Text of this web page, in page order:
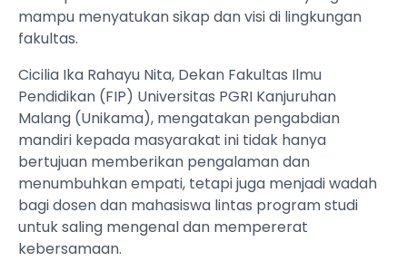
mampu menyatukan sikap dan visi di lingkungan
fakultas.
Cicilia Ika Rahayu Nita, Dekan Fakultas Ilmu
Pendidikan (FIP) Universitas PGRI Kanjuruhan
Malang (Unikama), mengatakan pengabdian
mandiri kepada masyarakat ini tidak hanya
bertujuan memberikan pengalaman dan
menumbuhkan empati, tetapi juga menjadi wadah
bagi dosen dan mahasiswa lintas program studi
untuk saling mengenal dan mempererat
kebersamaan.